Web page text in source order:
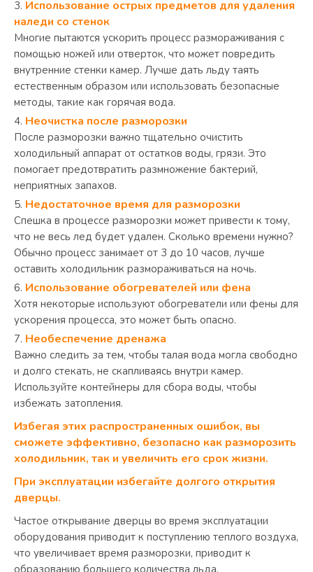
Использование острых предметов для удаления
наледи со стенок
Многие пытаются ускорить процесс размораживания с
помощью ножей или отверток, что может повредить
внутренние стенки камер. Лучше дать льду таять
естественным образом или использовать безопасные
методы, такие как горячая вода.
Неочистка после разморозки
После разморозки важно тщательно очистить
холодильный аппарат от остатков воды, грязи. Это
помогает предотвратить размножение бактерий,
неприятных запахов.
Недостаточное время для разморозки
Спешка в процессе разморозки может привести к тому,
что не весь лед будет удален. Сколько времени нужно?
Обычно процесс занимает от 3 до 10 часов, лучше
оставить холодильник размораживаться на ночь.
Использование обогревателей или фена
Хотя некоторые используют обогреватели или фены для
ускорения процесса, это может быть опасно.
Необеспечение дренажа
Важно следить за тем, чтобы талая вода могла свободно
и долго стекать, не скапливаясь внутри камер.
Используйте контейнеры для сбора воды, чтобы
избежать затопления.
Избегая этих распространенных ошибок, вы
сможете эффективно, безопасно как разморозить
холодильник, так и увеличить его срок жизни.
При эксплуатации избегайте долгого открытия
дверцы.
Частое открывание дверцы во время эксплуатации
оборудования приводит к поступлению теплого воздуха,
что увеличивает время разморозки, приводит к
образованию большего количества льда.